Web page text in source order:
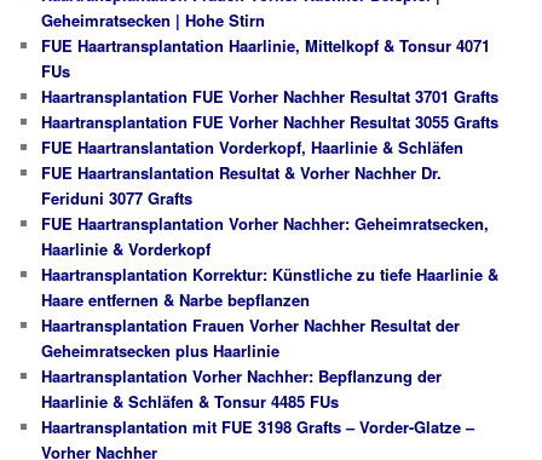
Geheimratsecken | Hohe Stirn
FUE Haartransplantation Haarlinie, Mittelkopf & Tonsur 4071
FUs
Haartransplantation FUE Vorher Nachher Resultat 3701 Grafts
Haartransplantation FUE Vorher Nachher Resultat 3055 Grafts
FUE Haartranslantation Vorderkopf, Haarlinie & Schläfen
FUE Haartranslantation Resultat & Vorher Nachher Dr.
Feriduni 3077 Grafts
FUE Haartransplantation Vorher Nachher: Geheimratsecken,
Haarlinie & Vorderkopf
Haartransplantation Korrektur: Künstliche zu tiefe Haarlinie &
Haare entfernen & Narbe bepflanzen
Haartransplantation Frauen Vorher Nachher Resultat der
Geheimratsecken plus Haarlinie
Haartransplantation Vorher Nachher: Bepflanzung der
Haarlinie & Schläfen & Tonsur 4485 FUs
Haartransplantation mit FUE 3198 Grafts – Vorder-Glatze –
Vorher Nachher